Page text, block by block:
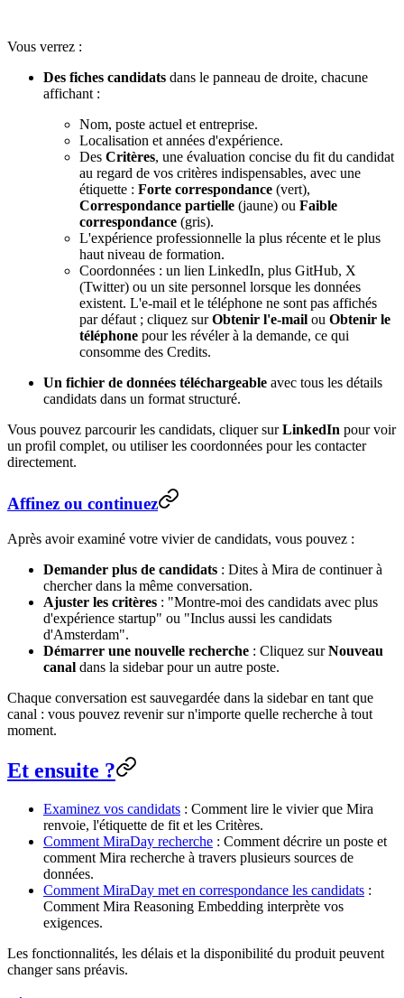
Vous verrez :
Des fiches candidats dans le panneau de droite, chacune
affichant :
Nom, poste actuel et entreprise.
Localisation et années d'expérience.
Des Critères, une évaluation concise du fit du candidat
au regard de vos critères indispensables, avec une
étiquette : Forte correspondance (vert),
Correspondance partielle (jaune) ou Faible
correspondance (gris).
L'expérience professionnelle la plus récente et le plus
haut niveau de formation.
Coordonnées : un lien LinkedIn, plus GitHub, X
(Twitter) ou un site personnel lorsque les données
existent. L'e-mail et le téléphone ne sont pas affichés
par défaut ; cliquez surObtenir l'e-mail ou Obtenir le
téléphone pour les révéler à la demande, ce qui
consomme des Credits.
Un fichier de données téléchargeable avec tous les détails
candidats dans un format structuré.
Vous pouvez parcourir les candidats, cliquer surLinkedIn pour voir
un profil complet, ou utiliser les coordonnées pour les contacter
directement.
Affinez ou continuez
Après avoir examiné votre vivier de candidats, vous pouvez :
Demander plus de candidats : Dites à Mira de continuer à
chercher dans la même conversation.
Ajuster les critères : "Montre-moi des candidats avec plus
d'expérience startup" ou "Inclus aussi les candidats
d'Amsterdam".
Démarrer une nouvelle recherche : Cliquez surNouveau
canal dans la sidebar pour un autre poste.
Chaque conversation est sauvegardée dans la sidebar en tant que
canal : vous pouvez revenir sur n'importe quelle recherche à tout
moment.
Et ensuite ?
Examinez vos candidats : Comment lire le vivier que Mira
renvoie, l'étiquette de fit et les Critères.
Comment MiraDay recherche : Comment décrire un poste et
comment Mira recherche à travers plusieurs sources de
données.
Comment MiraDay met en correspondance les candidats :
Comment Mira Reasoning Embedding interprète vos
exigences.
Les fonctionnalités, les délais et la disponibilité du produit peuvent
changer sans préavis.